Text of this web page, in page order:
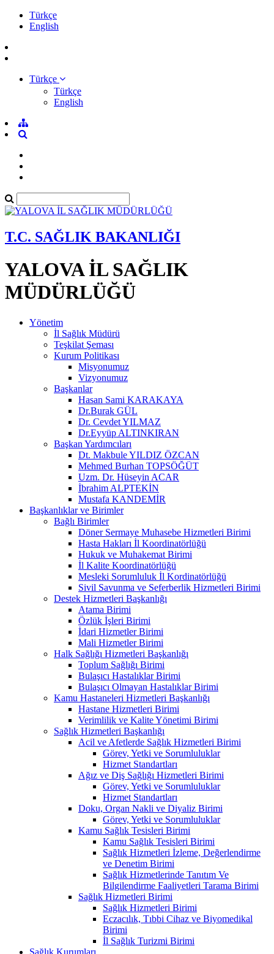
Türkçe
English
Türkçe
Türkçe
English
T.C. SAĞLIK BAKANLIĞI
YALOVA İL SAĞLIK
MÜDÜRLÜĞÜ
Yönetim
İl Sağlık Müdürü
Teşkilat Şeması
Kurum Politikası
Misyonumuz
Vizyonumuz
Başkanlar
Hasan Sami KARAKAYA
Dr.Burak GÜL
Dr. Cevdet YILMAZ
Dr.Eyyüp ALTINKIRAN
Başkan Yardımcıları
Dt. Makbule YILDIZ ÖZCAN
Mehmed Burhan TOPSÖĞÜT
Uzm. Dr. Hüseyin ACAR
İbrahim ALPTEKİN
Mustafa KANDEMİR
Başkanlıklar ve Birimler
Bağlı Birimler
Döner Sermaye Muhasebe Hizmetleri Birimi
Hasta Hakları İl Koordinatörlüğü
Hukuk ve Muhakemat Birimi
İl Kalite Koordinatörlüğü
Mesleki Sorumluluk İl Kordinatörlüğü
Sivil Savunma ve Seferberlik Hizmetleri Birimi
Destek Hizmetleri Başkanlığı
Atama Birimi
Özlük İşleri Birimi
İdari Hizmetler Birimi
Mali Hizmetler Birimi
Halk Sağlığı Hizmetleri Başkanlığı
Toplum Sağlığı Birimi
Bulaşıcı Hastalıklar Birimi
Bulaşıcı Olmayan Hastalıklar Birimi
Kamu Hastaneleri Hizmetleri Başkanlığı
Hastane Hizmetleri Birimi
Verimlilik ve Kalite Yönetimi Birimi
Sağlık Hizmetleri Başkanlığı
Acil ve Afetlerde Sağlık Hizmetleri Birimi
Görev, Yetki ve Sorumluluklar
Hizmet Standartları
Ağız ve Diş Sağlığı Hizmetleri Birimi
Görev, Yetki ve Sorumluluklar
Hizmet Standartları
Doku, Organ Nakli ve Diyaliz Birimi
Görev, Yetki ve Sorumluluklar
Kamu Sağlık Tesisleri Birimi
Kamu Sağlık Tesisleri Birimi
Sağlık Hizmetleri İzleme, Değerlendirme
ve Denetim Birimi
Sağlık Hizmetlerinde Tanıtım Ve
Bilgilendirme Faaliyetleri Tarama Birimi
Sağlık Hizmetleri Birimi
Sağlık Hizmetleri Birimi
Eczacılık, Tıbbi Cihaz ve Biyomedikal
Birimi
İl Sağlık Turizmi Birimi
Sağlık Kurumları